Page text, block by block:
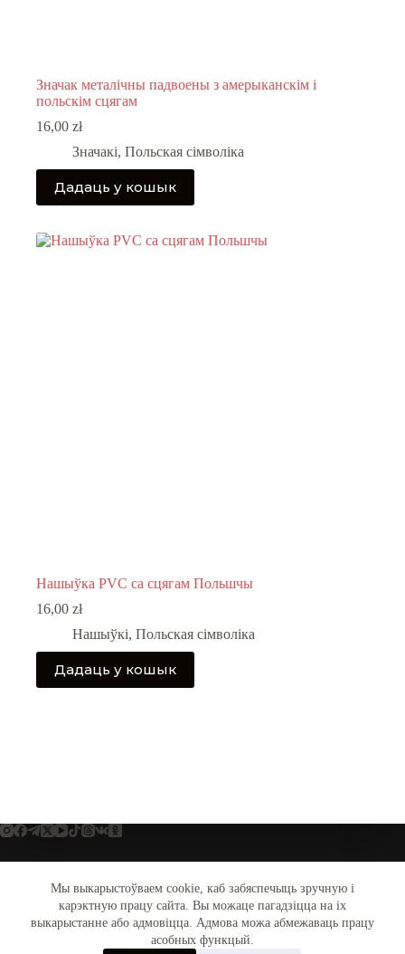
Мы выкарыстоўваем cookie, каб забяспечыць зручную і
карэктную працу сайта. Вы можаце пагадзіцца на іх
выкарыстанне або адмовіцца. Адмова можа абмежаваць працу
асобных функцый.
Значак металічны падвоены з амерыканскім і
польскім сцягам
16,00 zł
Значакі, Польская сімволіка
Дадаць у кошык
Нашыўка PVC са сцягам Польшчы
16,00 zł
Нашыўкі, Польская сімволіка
Дадаць у кошык
Крама Дастаўка і аплата Блог
Мой акаўнт
© SYMBAL․BY (2014-2026). Усе правы абароненыя.
Выкарыстанне змесціва сайту дапускаецца толькі са
згоды праваўладальніка.